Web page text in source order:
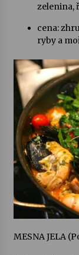
zelenina,
cena:
ryby a
MESNA JELA